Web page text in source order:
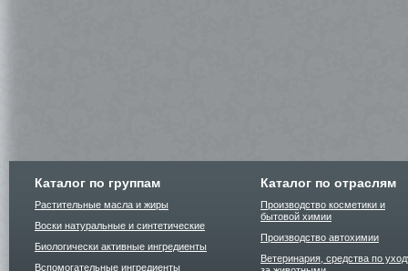
Каталог по группам
Растительные масла и жиры
Воски натуральные и синтетические
Биологически активные ингредиенты
Вспомогательные ингредиенты
Каталог по отраслям
Производство косметики и
бытовой химии
Производство автохимии
Ветеринария, средства по